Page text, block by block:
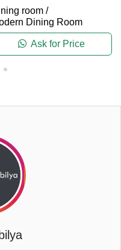
room/
Dining Room
Ask for Price